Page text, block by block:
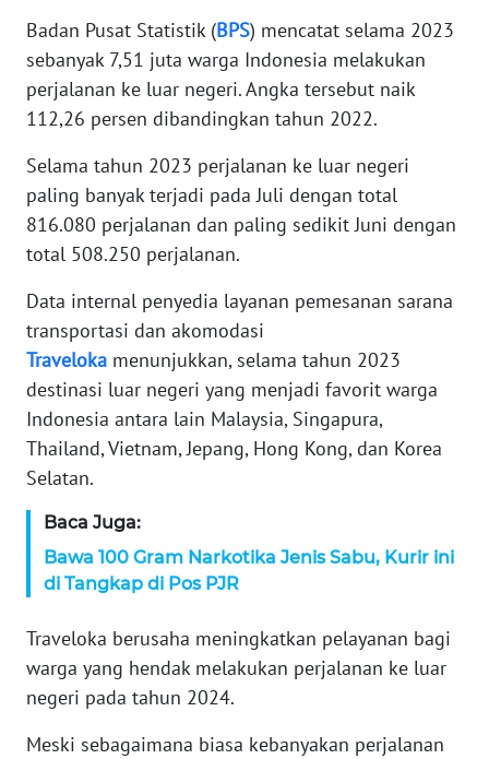
Badan Pusat Statistik (BPS) mencatat selama 2023
sebanyak 7,51 juta warga Indonesia melakukan
perjalanan ke luar negeri. Angka tersebut naik
112,26 persen dibandingkan tahun 2022.
Selama tahun 2023 perjalanan ke luar negeri
paling banyak terjadi pada Juli dengan total
816.080 perjalanan dan paling sedikit Juni dengan
total 508.250 perjalanan.
Data internal penyedia layanan pemesanan sarana
transportasi dan akomodasi
Traveloka menunjukkan, selama tahun 2023
destinasi luar negeri yang menjadi favorit warga
Indonesia antara lain Malaysia, Singapura,
Thailand, Vietnam, Jepang, Hong Kong, dan Korea
Selatan.
Baca Juga:
Bawa 100 Gram Narkotika Jenis Sabu, Kurir ini
di Tangkap di Pos PJR
Traveloka berusaha meningkatkan pelayanan bagi
warga yang hendak melakukan perjalanan ke luar
negeri pada tahun 2024.
Meski sebagaimana biasa kebanyakan perjalanan
FORJASIDA
TAMBANG
NEWS
JURNAL
MARITIM
FISUELRI
BERKAT
NEWS
ANUGERAH
NEWS
AKHLAK
SONYA
ASA
NEWS
Informasi